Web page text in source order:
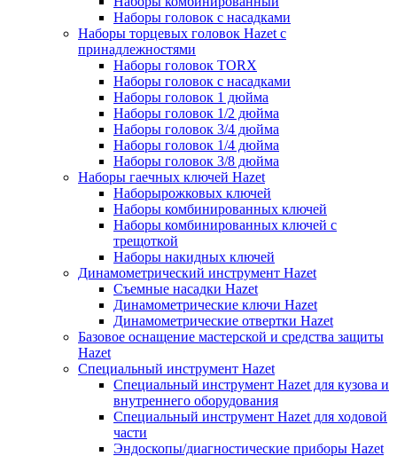
Наборы головок с насадками
Наборы торцевых головок Hazet с
принадлежностями
Наборы головок TORX
Наборы головок с насадками
Наборы головок 1 дюйма
Наборы головок 1/2 дюйма
Наборы головок 3/4 дюйма
Наборы головок 1/4 дюйма
Наборы головок 3/8 дюйма
Наборы гаечных ключей Hazet
Наборырожковых ключей
Наборы комбинированных ключей
Наборы комбинированных ключей с
трещоткой
Наборы накидных ключей
Динамометрический инструмент Hazet
Съемные насадки Hazet
Динамометрические ключи Hazet
Динамометрические отвертки Hazet
Базовое оснащение мастерской и средства защиты
Hazet
Специальный инструмент Hazet
Специальный инструмент Hazet для кузова и
внутреннего оборудования
Специальный инструмент Hazet для ходовой
части
Эндоскопы/диагностические приборы Hazet